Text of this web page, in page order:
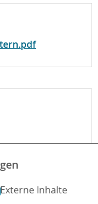
Externe Inhalte